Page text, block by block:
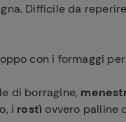
Difficile da
con i formaggi
di borragine,
i rostì ovvero palline